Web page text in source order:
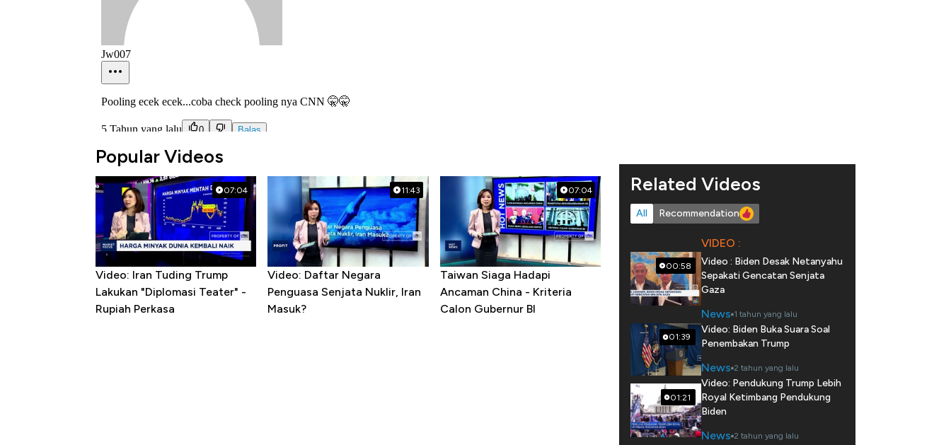
Popular Videos
07:04
Video: Iran Tuding Trump
Lakukan "Diplomasi Teater" -
Rupiah Perkasa
11:43
Video: Daftar Negara
Penguasa Senjata Nuklir, Iran
Masuk?
07:04
Taiwan Siaga Hadapi
Ancaman China - Kriteria
Calon Gubernur BI
Related Videos
All Recommendation
00:58
VIDEO :
Video : Biden Desak Netanyahu
Sepakati Gencatan Senjata
Gaza
News 1 tahun yang lalu
01:39
Video: Biden Buka Suara Soal
Penembakan Trump
News 2 tahun yang lalu
01:21
Video: Pendukung Trump Lebih
Royal Ketimbang Pendukung
Biden
News 2 tahun yang lalu